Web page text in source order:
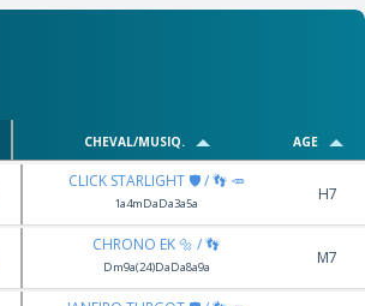
CHEVAL/MUSIQ. AGE
CLICK STARLIGHT 🛡️ / 👣 🥕
1a4mDaDa3a5a H7
CHRONO EK 🔩 / 👣
Dm9a(24)DaDa8a9a M7